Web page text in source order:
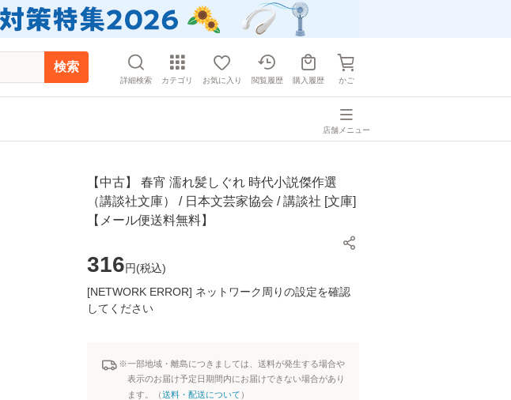
検索
詳細検索 カテゴリ お気に入り 閲覧履歴 購入履歴 かご
店舗メニュー
【中古】 春宵 濡れ髪しぐれ 時代小説傑作選
（講談社文庫） / 日本文芸家協会 / 講談社 [文庫]
【メール便送料無料】
316円(税込)
[NETWORK ERROR] ネットワーク周りの設定を確認
してください
※一部地域・離島につきましては、送料が発生する場合や
表示のお届け予定日期間内にお届けできない場合があり
ます。（送料・配送について ）